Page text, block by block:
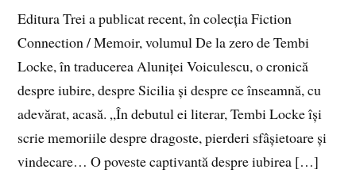
Editura Trei a publicat recent, în colecția Fiction
Connection / Memoir, volumul De la zero de Tembi
Locke, în traducerea Aluniței Voiculescu, o cronică
despre iubire, despre Sicilia și despre ce înseamnă, cu
adevărat, acasă. „În debutul ei literar, Tembi Locke își
scrie memoriile despre dragoste, pierderi sfâșietoare și
vindecare… O poveste captivantă despre iubirea […]